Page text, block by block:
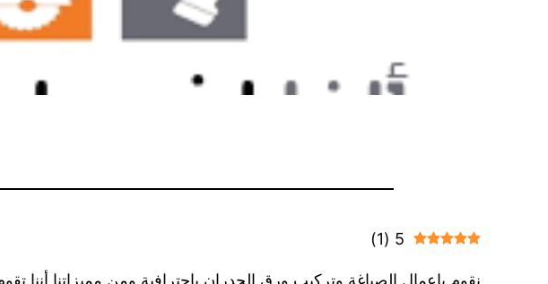
5
(
1
)
نقوم باعمال الصباغة وتركيب ورق الجدران باحترافية ومن مميزاتنا أننا